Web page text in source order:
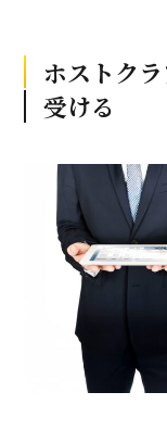
ホストク
受ける